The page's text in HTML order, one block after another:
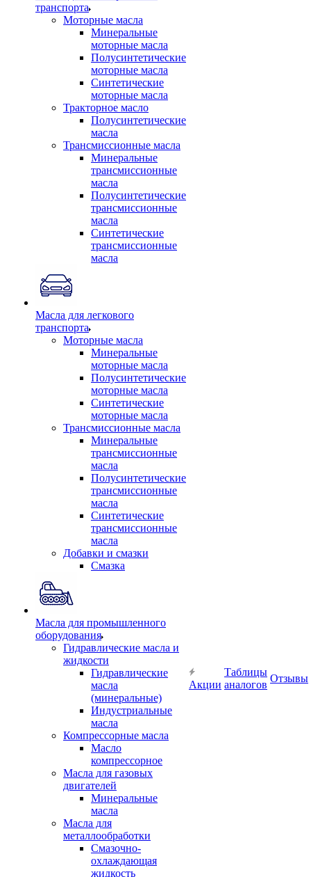
транспорта
Моторные масла
Минеральные
моторные масла
Полусинтетические
моторные масла
Синтетические
моторные масла
Тракторное масло
Полусинтетические
масла
Трансмиссионные масла
Минеральные
трансмиссионные
масла
Полусинтетические
трансмиссионные
масла
Синтетические
трансмиссионные
масла
Масла для легкового
транспорта
Моторные масла
Минеральные
моторные масла
Полусинтетические
моторные масла
Синтетические
моторные масла
Трансмиссионные масла
Минеральные
трансмиссионные
масла
Полусинтетические
трансмиссионные
масла
Синтетические
трансмиссионные
масла
Добавки и смазки
Смазка
Масла для промышленного
оборудования
Гидравлические масла и
жидкости
Гидравлические
масла
(минеральные)
Индустриальные
масла
Компрессорные масла
Масло
компрессорное
Масла для газовых
двигателей
Минеральные
масла
Масла для
металлообработки
Смазочно-
охлаждающая
жидкость
Акции
Таблицы
аналогов
Отзывы